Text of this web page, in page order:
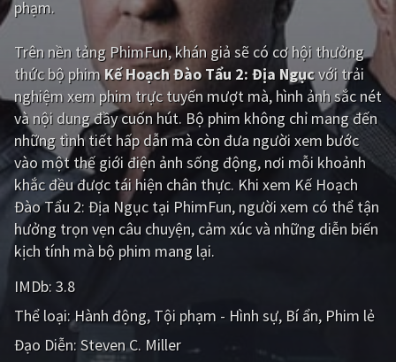
Bí ẩn Lịch sử
Viễn Tây Tiểu sử
GameShow DramaTV
QUỐC GIA
Âu - Mỹ Trung Quốc - Hồng Kông
Hàn Quốc Nhật Bản
Ấn Độ
Tổng hợp
phạm.
Trên nền tảng PhimFun, khán giả sẽ có cơ hội thưởng
thức bộ phimKế Hoạch Đào Tẩu 2: Địa Ngụcvới trải
nghiệm xem phim trực tuyến mượt mà, hình ảnh sắc nét
và nội dung đầy cuốn hút. Bộ phim không chỉ mang đến
những tình tiết hấp dẫn mà còn đưa người xem bước
vào một thế giới điện ảnh sống động, nơi mỗi khoảnh
khắc đều được tái hiện chân thực. Khi xem Kế Hoạch
Đào Tẩu 2: Địa Ngục tại PhimFun, người xem có thể tận
hưởng trọn vẹn câu chuyện, cảm xúc và những diễn biến
kịch tính mà bộ phim mang lại.
IMDb: 3.8
Thể loại: Hành động Tội phạm - Hình sự Bí ẩn Phim lẻ
Đạo Diễn: Steven C. Miller